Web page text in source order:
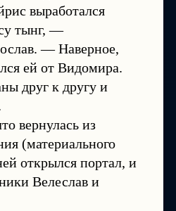
выработался
тынг, —
— Наверное,
ей от Видомира.
друг к другу и
вернулась из
(материального
открылся портал, и
Велеслав и